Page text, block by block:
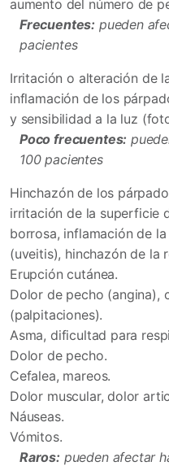
aumento del número de
Frecuentes: pueden
pacientes
Irritación o alteración de
inflamación de los
y sensibilidad a la luz
Poco frecuentes:
100 pacientes
Hinchazón de los
irritación de la superficie
borrosa, inflamación de
(uveitis), hinchazón de la
Erupción cutánea.
Dolor de pecho (angina),
(palpitaciones).
Asma, dificultad para
Dolor de pecho.
Cefalea, mareos.
Dolor muscular, dolor
Náuseas.
Vómitos.
Raros: pueden afectar